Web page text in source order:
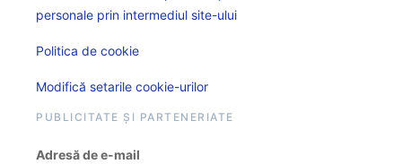
personale prin intermediul site-ului
Politica de cookie
Modifică setarile cookie-urilor
PUBLICITATE ȘI PARTENERIATE
Adresă de e-mail